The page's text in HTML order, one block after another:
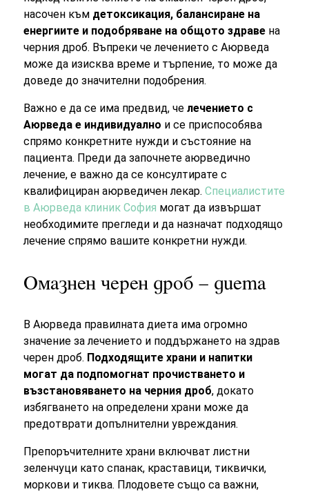
насочен към детоксикация, балансиране на
енергиите и подобряване на общото здраве на
черния дроб. Въпреки че лечението с Аюрведа
може да изисква време и търпение, то може да
доведе до значителни подобрения.
Важно е да се има предвид, челечението с
Аюрведа е индивидуално и се приспособява
спрямо конкретните нужди и състояние на
пациента. Преди да започнете аюрведично
лечение, е важно да се консултирате с
квалифициран аюрведичен лекар.Специалистите
в Аюрведа клиник София могат да извършат
необходимите прегледи и да назначат подходящо
лечение спрямо вашите конкретни нужди.
Омазнен черен дроб – диета
В Аюрведа правилната диета има огромно
значение за лечението и поддържането на здрав
черен дроб. Подходящите храни и напитки
могат да подпомогнат прочистването и
възстановяването на черния дроб, докато
избягването на определени храни може да
предотврати допълнителни увреждания.
Препоръчителните храни включват листни
зеленчуци като спанак, краставици, тиквички,
моркови и тиква. Плодовете също са важни,